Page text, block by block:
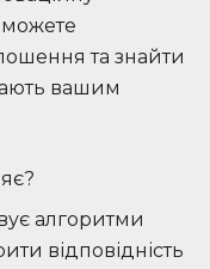
та знайти
вашим
алгоритми
відповідність